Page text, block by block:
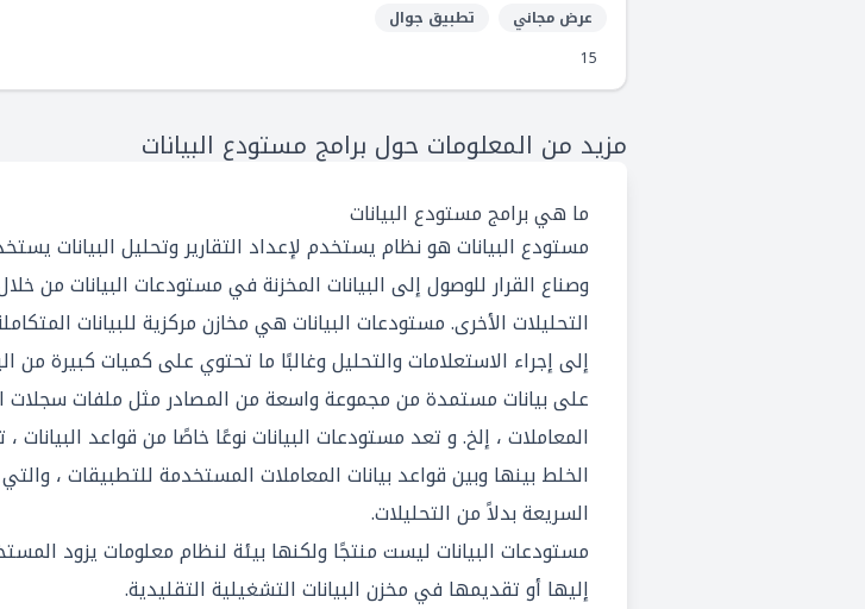
عرض مجاني
تطبيق جوال
15
مزيد من المعلومات حول برامج مستودع البيانات
ما هي برامج مستودع البيانات
مستودع البيانات هو نظام يستخدم لإعداد التقارير وتحليل البيانات
وصناع القرار للوصول إلى البيانات المخزنة في مستودعات البيانات من
التحليلات الأخرى. مستودعات البيانات هي مخازن مركزية للبيانات
إلى إجراء الاستعلامات والتحليل وغالبًا ما تحتوي على كميات كبيرة من
على بيانات مستمدة من مجموعة واسعة من المصادر مثل ملفات سجلات
المعاملات ، إلخ. و تعد مستودعات البيانات نوعًا خاصًا من قواعد
الخلط بينها وبين قواعد بيانات المعاملات المستخدمة للتطبيقات ،
السريعة بدلاً من التحليلات.
مستودعات البيانات ليست منتجًا ولكنها بيئة لنظام معلومات يزود
إليها أو تقديمها في مخزن البيانات التشغيلية التقليدية.